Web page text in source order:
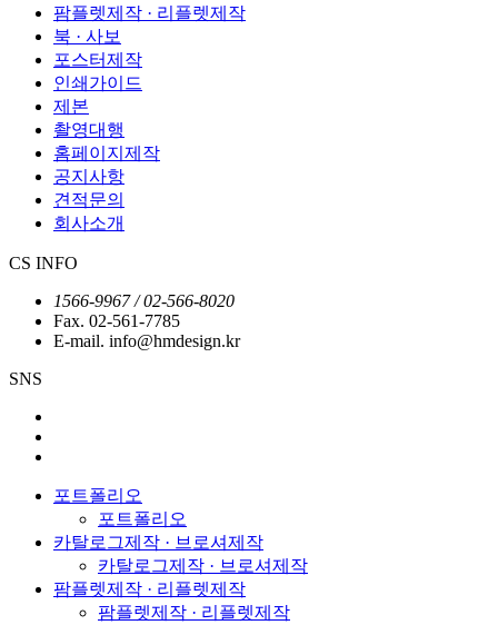
팜플렛제작 · 리플렛제작
북 · 사보
포스터제작
인쇄가이드
제본
촬영대행
홈페이지제작
공지사항
견적문의
회사소개
CS INFO
1566-9967 / 02-566-8020
Fax. 02-561-7785
E-mail. info@hmdesign.kr
SNS
포트폴리오
포트폴리오
카탈로그제작 · 브로셔제작
카탈로그제작 · 브로셔제작
팜플렛제작 · 리플렛제작
팜플렛제작 · 리플렛제작